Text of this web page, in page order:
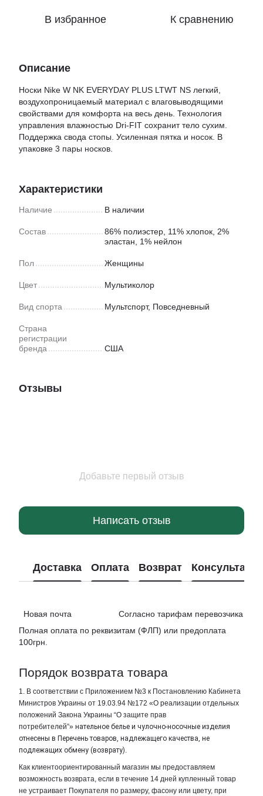
В избранное К сравнению
Описание
Носки Nike W NK EVERYDAY PLUS LTWT NS легкий,
воздухопроницаемый материал с влаговыводящими
свойствами для комфорта на весь день. Технология
управления влажностью Dri-FIT сохранит тело сухим.
Поддержка свода стопы. Усиленная пятка и носок. В
упаковке 3 пары носков.
Характеристики
Наличие В наличии
Состав
86% полиэстер, 11% хлопок, 2%
эластан, 1% нейлон
Пол Женщины
Цвет Мультиколор
Вид спорта Мультспорт, Повседневный
Страна
регистрации
бренда
США
Отзывы
Добавьте первый отзыв
Написать отзыв
Доставка Оплата Возврат
Новая почта Согласно тарифам перевозчика
Полная оплата по реквизитам (ФЛП) или предоплата
100грн.
Порядок возврата товара
1. В соответствии с Приложением №3 к Постановлению Кабинета
Министров Украины от 19.03.94 №172 «О реализации отдельных
положений Закона Украины “О защите прав
потребителей”» нательное белье и чулочно-носочные изделия
отнесены в Перечень товаров, надлежащего качества, не
подлежащих обмену (возврату).
Как клиентоориентированный магазин мы предоставляем
возможность возврата, если в течение 14 дней купленный товар
не устраивает Покупателя по размеру, фасону или цвету, при